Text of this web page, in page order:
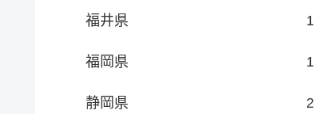
福井県 1
福岡県 1
静岡県 2